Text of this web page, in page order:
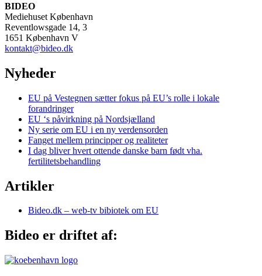
BIDEO
Mediehuset København
Reventlowsgade 14, 3
1651 København V
kontakt@bideo.dk
Nyheder
EU på Vestegnen sætter fokus på EU’s rolle i lokale
forandringer
EU ‘s påvirkning på Nordsjælland
Ny serie om EU i en ny verdensorden
Fanget mellem principper og realiteter
I dag bliver hvert ottende danske barn født vha.
fertilitetsbehandling
Artikler
Bideo.dk – web-tv bibiotek om EU
Bideo er driftet af: